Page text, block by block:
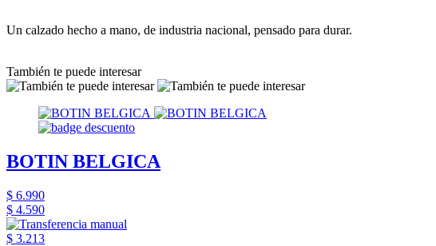
Un calzado hecho a mano, de industria nacional, pensado para durar.
También te puede interesar
BOTIN BELGICA
$ 6.990
$ 4.590
$ 3.213